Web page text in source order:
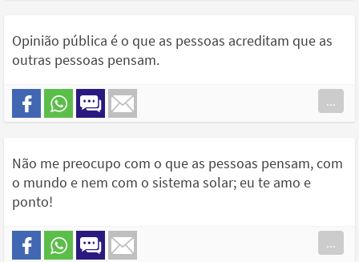
Opinião pública é o que as pessoas acreditam que as
outras pessoas pensam.
...
Não me preocupo com o que as pessoas pensam, com
o mundo e nem com o sistema solar; eu te amo e
ponto!
...